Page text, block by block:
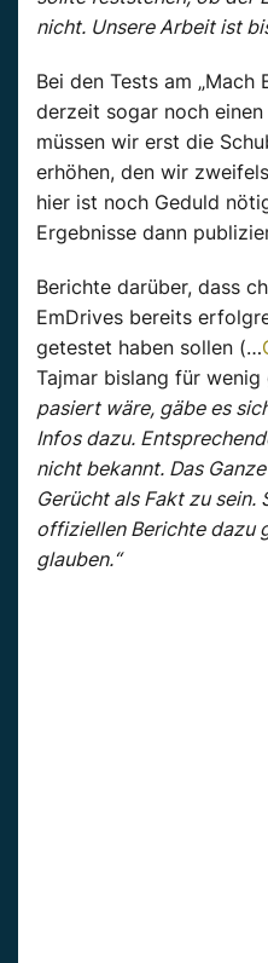
nicht. Unsere Arbeit ist
Bei den Tests am „Mach
derzeit sogar noch
müssen wir erst die
erhöhen, den wir
hier ist noch Geduld
Ergebnisse dann
Berichte darüber, dass
EmDrives bereits
getestet haben sollen (…
Tajmar bislang für
pasiert wäre, gäbe es
Infos dazu.
nicht bekannt. Das
Gerücht als Fakt zu sein.
offiziellen Berichte dazu
glauben.“